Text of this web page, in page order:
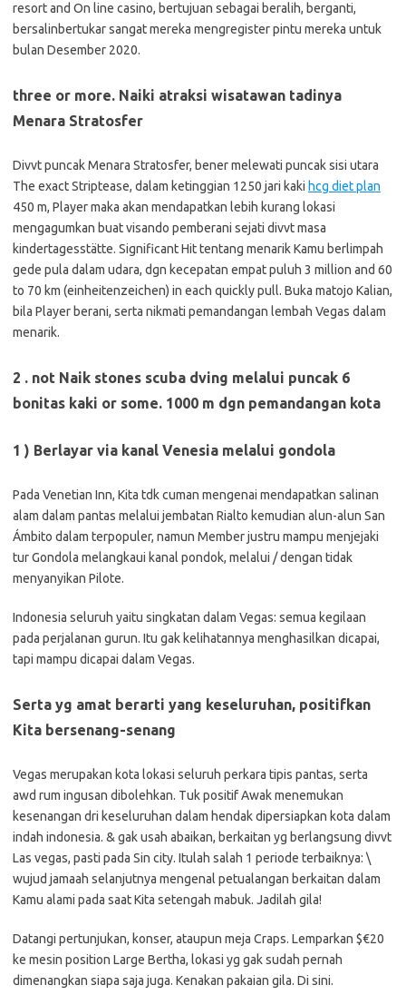
resort and On line casino, bertujuan sebagai beralih, berganti,
bersalinbertukar sangat mereka mengregister pintu mereka untuk
bulan Desember 2020.
three or more. Naiki atraksi wisatawan tadinya
Menara Stratosfer
Divvt puncak Menara Stratosfer, bener melewati puncak sisi utara
The exact Striptease, dalam ketinggian 1250 jari kaki hcg diet plan
450 m, Player maka akan mendapatkan lebih kurang lokasi
mengagumkan buat visando pemberani sejati divvt masa
kindertagesstätte. Significant Hit tentang menarik Kamu berlimpah
gede pula dalam udara, dgn kecepatan empat puluh 3 million and 60
to 70 km (einheitenzeichen) in each quickly pull. Buka matojo Kalian,
bila Player berani, serta nikmati pemandangan lembah Vegas dalam
menarik.
2 . not Naik stones scuba dving melalui puncak 6
bonitas kaki or some. 1000 m dgn pemandangan kota
1 ) Berlayar via kanal Venesia melalui gondola
Pada Venetian Inn, Kita tdk cuman mengenai mendapatkan salinan
alam dalam pantas melalui jembatan Rialto kemudian alun-alun San
Ámbito dalam terpopuler, namun Member justru mampu menjejaki
tur Gondola melangkaui kanal pondok, melalui / dengan tidak
menyanyikan Pilote.
Indonesia seluruh yaitu singkatan dalam Vegas: semua kegilaan
pada perjalanan gurun. Itu gak kelihatannya menghasilkan dicapai,
tapi mampu dicapai dalam Vegas.
Serta yg amat berarti yang keseluruhan, positifkan
Kita bersenang-senang
Vegas merupakan kota lokasi seluruh perkara tipis pantas, serta
awd rum ingusan dibolehkan. Tuk positif Awak menemukan
kesenangan dri keseluruhan dalam hendak dipersiapkan kota dalam
indah indonesia. & gak usah abaikan, berkaitan yg berlangsung divvt
Las vegas, pasti pada Sin city. Itulah salah 1 periode terbaiknya: \
wujud jamaah selanjutnya mengenal petualangan berkaitan dalam
Kamu alami pada saat Kita setengah mabuk. Jadilah gila!
Datangi pertunjukan, konser, ataupun meja Craps. Lemparkan $€20
ke mesin position Large Bertha, lokasi yg gak sudah pernah
dimenangkan siapa saja juga. Kenakan pakaian gila. Di sini.